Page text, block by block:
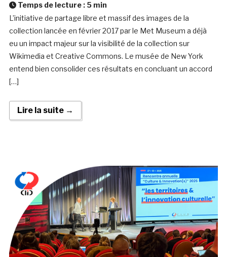
Temps de lecture : 5 min
L’initiative de partage libre et massif des images de la
collection lancée en février 2017 par le Met Museum a déjà
eu un impact majeur sur la visibilité de la collection sur
Wikimedia et Creative Commons. Le musée de New York
entend bien consolider ces résultats en concluant un accord
[…]
Lire la suite →